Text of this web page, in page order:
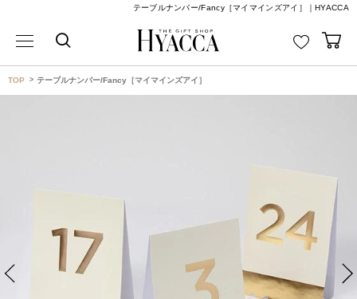
テーブルナンバー/Fancy［マイマインズアイ］｜HYACCA
TOP テーブルナンバー/Fancy［マイマインズアイ］